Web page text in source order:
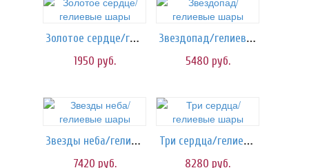
Золотое сердце/гелиевые шары
1950 руб.
Звездопад/гелиевые шары
5480 руб.
Звезды неба/гелиевые шары
7420 руб.
Три сердца/гелиевые шары
8280 руб.